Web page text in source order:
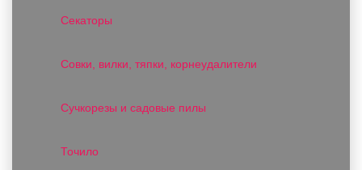
Секаторы
Совки, вилки, тяпки, корнеудалители
Сучкорезы и садовые пилы
Точило